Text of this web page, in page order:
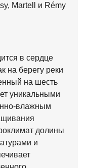
Martell и Rémy
в сердце
на берегу реки
на шесть
уникальными
влажным
долины
и